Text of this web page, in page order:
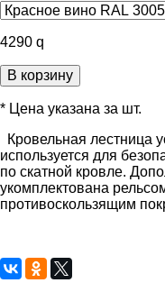
4290 q
В корзину
* Цена указана за шт.
Кровельная лестница
используется для
по скатной кровле.
укомплектована
противоскользящим